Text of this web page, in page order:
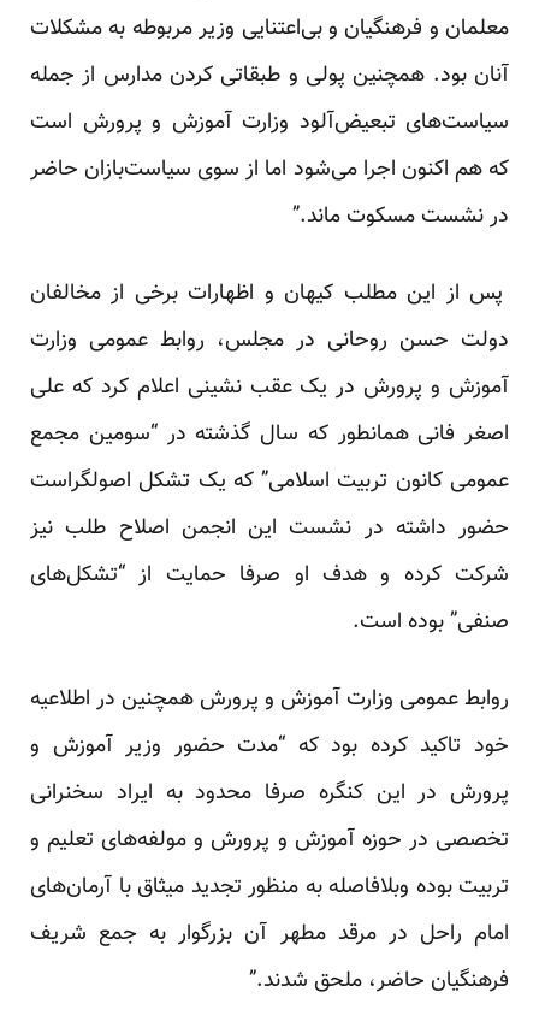
معلمان و فرهنگیان و بی‌اعتنایی وزیر مربوطه به مشکلات
آنان بود. همچنین پولی و طبقاتی کردن مدارس از جمله
سیاست‌های تبعیض‌آلود وزارت آموزش و پرورش است
که هم اکنون اجرا می‌شود اما از سوی سیاست‌بازان حاضر
در نشست مسکوت ماند.”
پس از این مطلب کیهان و اظهارات برخی از مخالفان
دولت حسن روحانی در مجلس، روابط عمومی وزارت
آموزش و پرورش در یک عقب نشینی اعلام کرد که علی
اصغر فانی همانطور که سال گذشته در “سومین مجمع
عمومی کانون تربیت اسلامی” که یک تشکل اصولگراست
حضور داشته در نشست این انجمن اصلاح طلب نیز
شرکت کرده و هدف او صرفا حمایت از “تشکل‌های
صنفی” بوده است.
روابط عمومی وزارت آموزش و پرورش همچنین در اطلاعیه
خود تاکید کرده بود که “مدت حضور وزیر آموزش و
پرورش در این کنگره صرفا محدود به ایراد سخنرانی
تخصصی در حوزه آموزش و پرورش و مولفه‌های تعلیم و
تربیت بوده وبلافاصله به منظور تجدید میثاق با آرمان‌های
امام راحل در مرقد مطهر آن بزرگوار به جمع شریف
فرهنگیان حاضر، ملحق شدند.”